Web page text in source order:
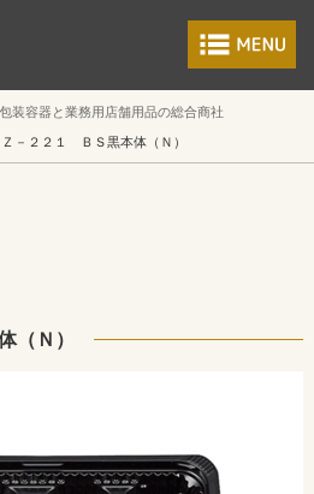
食品包装容器と
装容器と業務用店舗用品の総合商社
Ｚ－２２１ ＢＳ黒本体（Ｎ）
（Ｎ）